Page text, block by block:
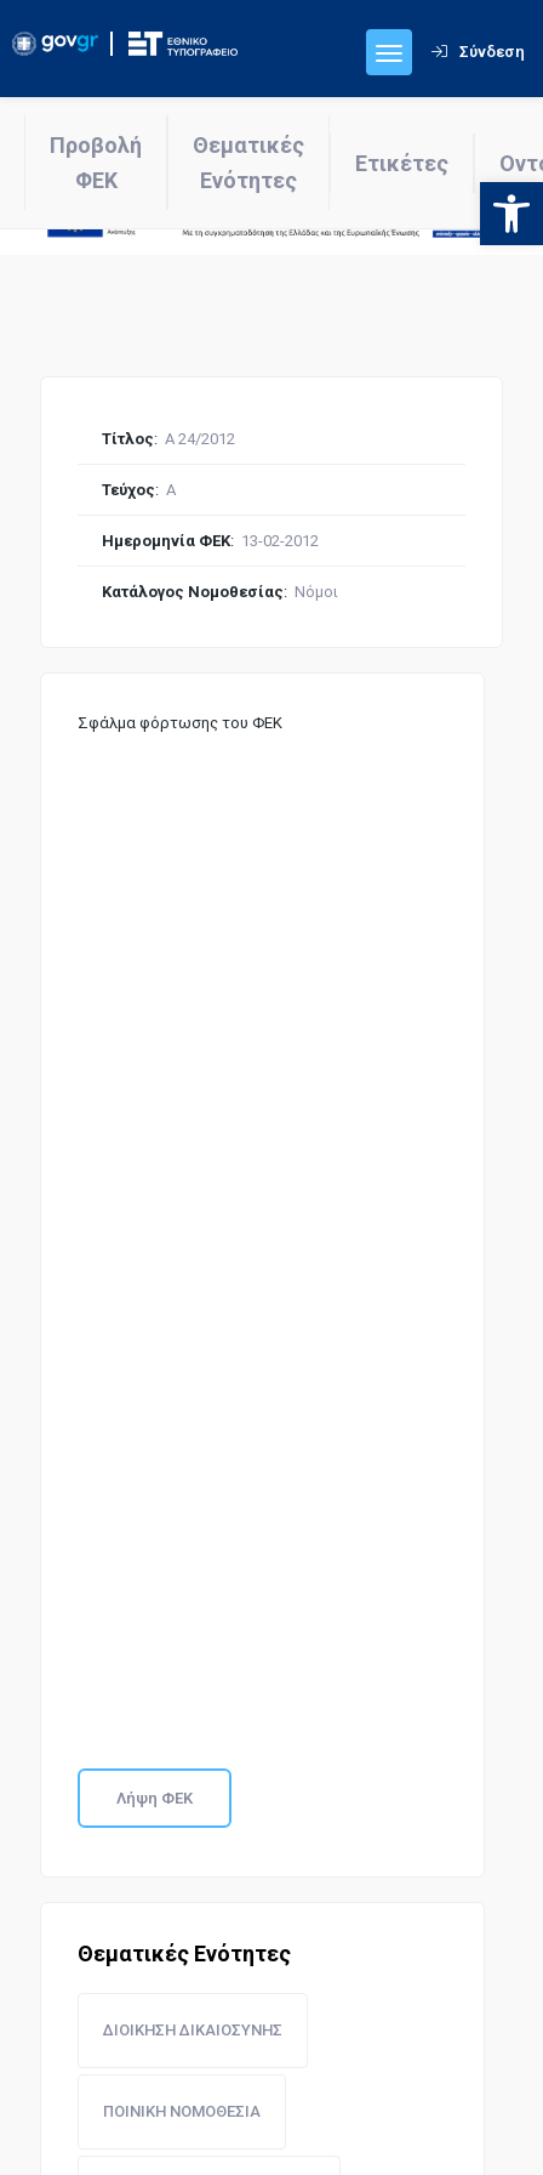
Σύνδεση
Προβολή
ΦΕΚ
Θεματικές
Ενότητες
Ετικέτες
Σφάλμα φόρτωσης του ΦΕΚ
Λήψη ΦΕΚ
Θεματικές Ενότητες
ΔΙΟΙΚΗΣΗ ΔΙΚΑΙΟΣΥΝΗΣ
ΠΟΙΝΙΚΗ ΝΟΜΟΘΕΣΙΑ
Τίτλος: Α 24/2012
Τεύχος: Α
Ημερομηνία ΦΕΚ: 13-02-2012
Κατάλογος Νομοθεσίας: Νόμοι